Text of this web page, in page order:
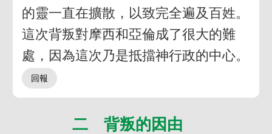
的靈一直在擴散，以致完全遍及百姓。
這次背叛對摩西和亞倫成了很大的難
處，因為這次乃是抵擋神行政的中心。
二 背叛的因由